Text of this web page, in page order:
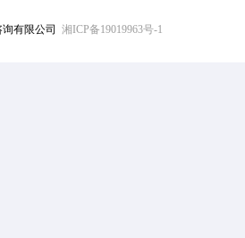
有限公司 湘ICP备19019963号-1